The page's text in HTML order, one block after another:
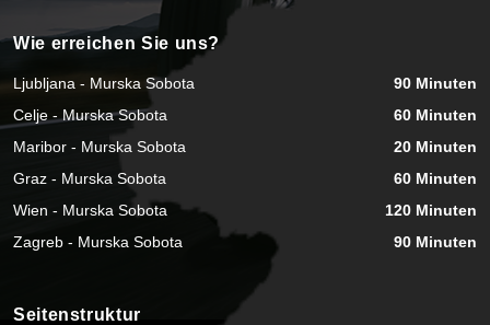
Wie erreichen Sie uns?
Ljubljana - Murska Sobota
90 Minuten
Celje - Murska Sobota
60 Minuten
Maribor - Murska Sobota
20 Minuten
Graz - Murska Sobota
60 Minuten
Wien - Murska Sobota
120 Minuten
Zagreb - Murska Sobota
90 Minuten
Seitenstruktur